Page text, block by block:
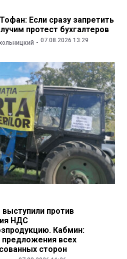
Если сразу запретить
протест бухгалтеров
07.08.2026 13:29
против
НДС
Кабмин:
всех
сторон